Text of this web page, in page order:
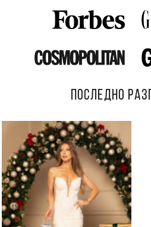
ПОСЛЕДНО